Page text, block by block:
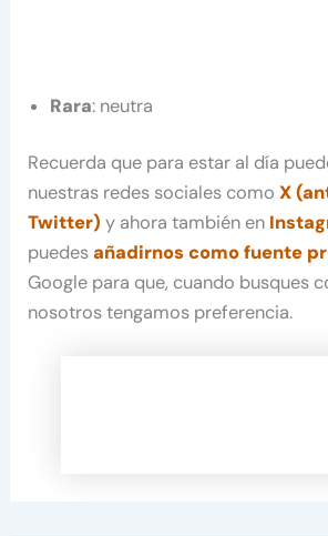
Rara: neutra
Recuerda que para estar al día
nuestras redes sociales comoX
Twitter) y ahora también en
puedesañadirnos como fuente
Google para que, cuando busques
nosotros tengamos preferencia.